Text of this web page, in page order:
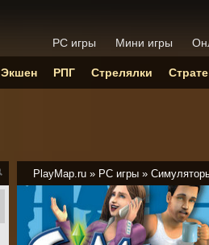
PlayMap.ru » PC игры »
PC игры Мини игры
Экшен РПГ Стрелялки